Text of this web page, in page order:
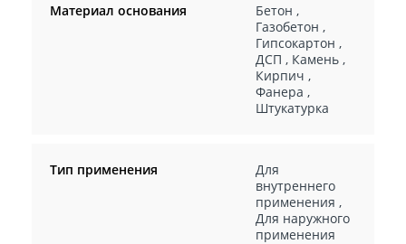
Материал основания Бетон ,
Газобетон ,
Гипсокартон ,
ДСП , Камень,
Кирпич ,
Фанера ,
Штукатурка
Тип применения
Для
внутреннего
применения ,
Для наружного
применения